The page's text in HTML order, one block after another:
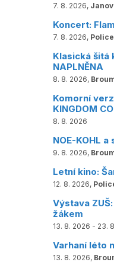
7. 8. 2026,
Koncert:
7. 8. 2026,
Klasická šitá
NAPLNĚNA
8. 8. 2026,
Komorní
KINGDOM
8. 8. 2026
NOE-KOHL
9. 8. 2026,
Letní kino:
12. 8. 2026,
Výstava
žákem
13. 8. 2026 - 23.
Varhaní léto
13. 8. 2026,